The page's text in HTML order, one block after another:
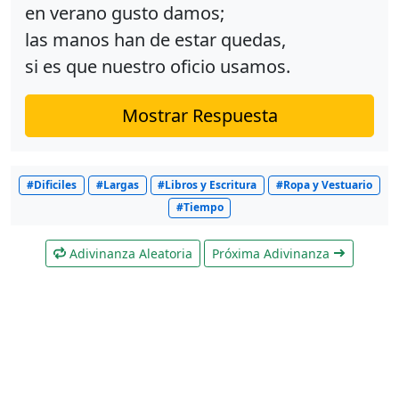
en verano gusto damos;
las manos han de estar quedas,
si es que nuestro oficio usamos.
Mostrar Respuesta
#Dificiles #Largas #Libros y Escritura
#Ropa y Vestuario
#Tiempo
Adivinanza Aleatoria Próxima Adivinanza